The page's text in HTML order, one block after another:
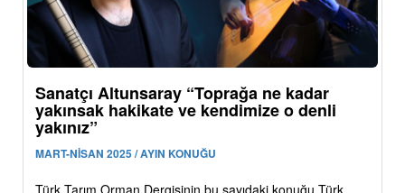
Sanatçı Altunsaray “Toprağa ne kadar
yakınsak hakikate ve kendimize o denli
yakınız”
MART-NİSAN 2025 / AYIN KONUĞU
Türk Tarım Orman Dergisinin bu sayıdaki konuğu Türk